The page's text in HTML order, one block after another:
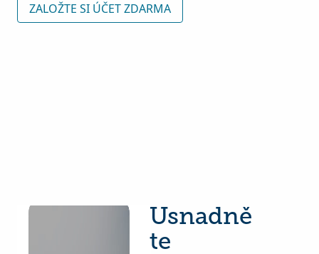
ZALOŽTE SI ÚČET ZDARMA
Usnadně
te